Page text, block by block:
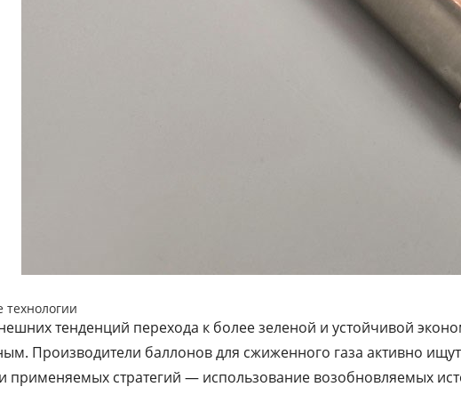
технологии
тенденций перехода к более зеленой и устойчивой
Производители баллонов для сжиженного газа активно
применяемых стратегий — использование возобновляемых